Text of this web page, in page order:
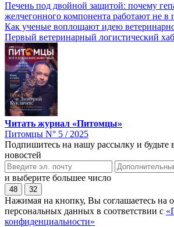
Печень под двойной защитой: почему
желчегонного компонента работают не в
Как ученые воплощают идею
Первый ветеринарный логистический
Читать журнал «Питомцы»
Питомцы N° 5 / 2025
Подпишитесь на нашу рассылку и будьте
новостей
и выберите большее число
48 32
Нажимая на кнопку, Вы соглашаетесь на
персональных данных в соответствии с
конфиденциальности»